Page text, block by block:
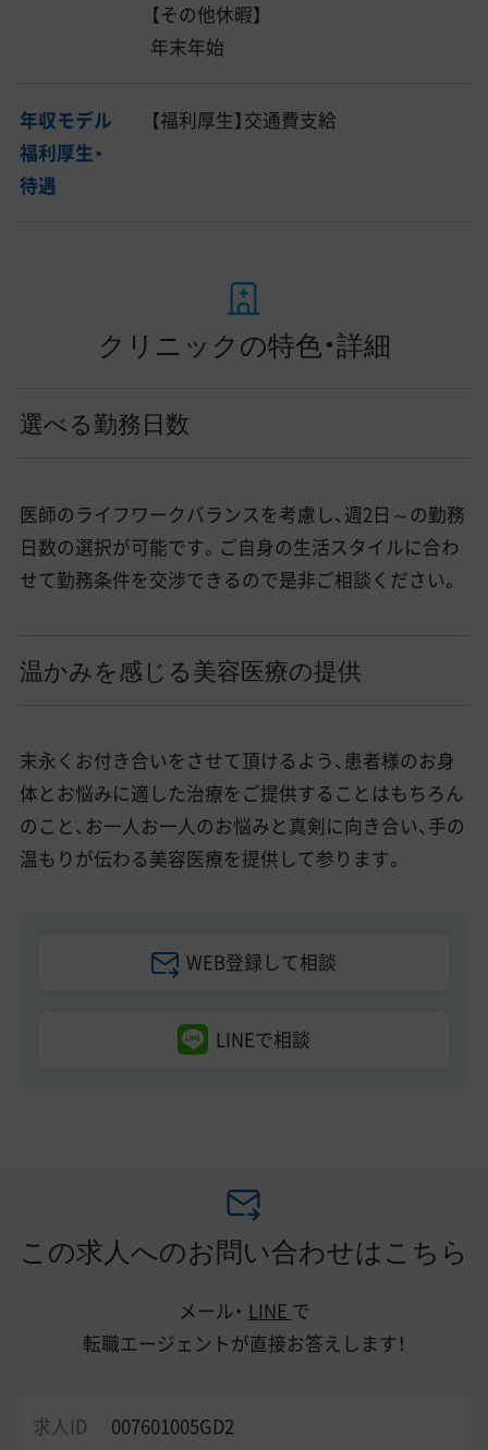
【その他休暇】
年末年始
年収モデル
福利厚生・
待遇
【福利厚生】交通費支給
クリニックの特色・詳細
選べる勤務日数
医師のライフワークバランスを考慮し、週2日～の勤務
日数の選択が可能です。ご自身の生活スタイルに合わ
せて勤務条件を交渉できるので是非ご相談ください。
温かみを感じる美容医療の提供
末永くお付き合いをさせて頂けるよう、患者様のお身
体とお悩みに適した治療をご提供することはもちろん
のこと、お一人お一人のお悩みと真剣に向き合い、手の
温もりが伝わる美容医療を提供して参ります。
WEB登録して相談
LINEで相談
この求人へのお問い合わせはこちら
メール・ LINE で
転職エージェントが直接お答えします！
求人ID 007601005GD2